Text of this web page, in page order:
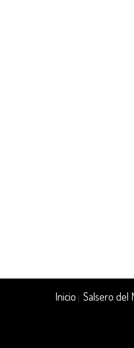
Inicio |Salsero del